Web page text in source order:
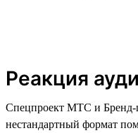
Реакция
Спецпроект МТС и Бренд-
нестандартный формат